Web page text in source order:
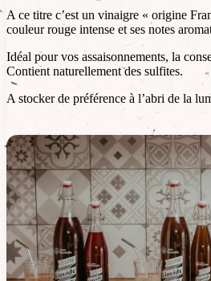
A ce titre c’est un vinaigre « origine
couleur rouge intense et ses notes
Idéal pour vos assaisonnements, la
Contient naturellement des sulfites.
A stocker de préférence à l’abri de la